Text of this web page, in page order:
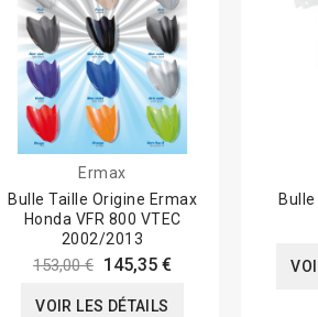
Ermax
Bulle Taille Origine Ermax
Honda VFR 800 VTEC
2002/2013
153,00 € 145,35 €
VOIR LES DÉTAILS